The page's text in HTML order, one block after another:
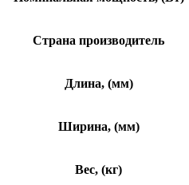
Страна производитель
Длина, (мм)
Ширина, (мм)
Вес, (кг)